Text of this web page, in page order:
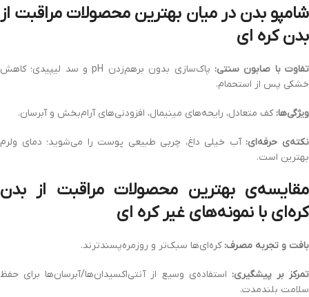
شامپو بدن در میان بهترین محصولات مراقبت از
بدن کره‌ ای
تفاوت با صابون سنتی:
پاک‌سازی بدون برهم‌زدن pH و سد لیپیدی؛ کاهش
خشکی پس از استحمام.
ویژگی‌ها: کف متعادل، رایحه‌های مینیمال، افزودنی‌های آرام‌بخش و آبرسان.
نکته‌ی حرفه‌ای: آب خیلی داغ، چربی طبیعی پوست را می‌شوید؛ دمای ولرم
بهترین است.
مقایسه‌یبهترین محصولات مراقبت از بدن
کره‌ای با نمونه‌های غیر کره‌ ای
بافت و تجربه مصرف: کره‌ای‌ها سبک‌تر و روزمره‌پسندترند.
تمرکز بر پیشگیری: استفاده‌ی وسیع از آنتی‌اکسیدان‌ها/آبرسان‌ها برای حفظ
سلامت بلندمدت.